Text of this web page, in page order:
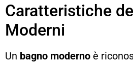
Caratteristiche
Moderni
Un bagno moderno è